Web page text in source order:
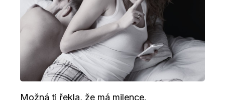
Možná ti řekla, že má milence.